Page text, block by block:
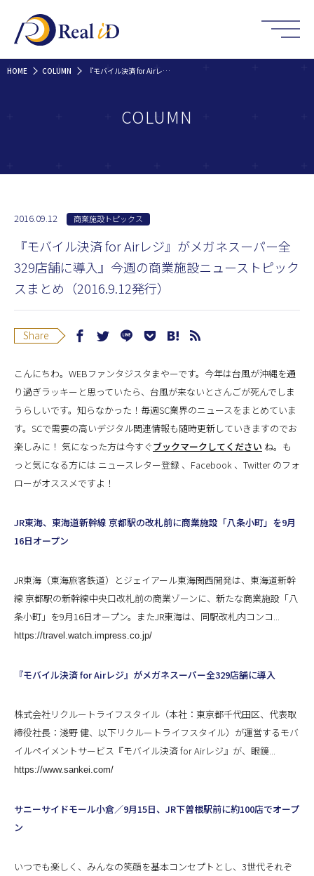
HOME COLUMN 『モバイル決済 for Airレジ』がメガネスーパー全329店舗に導入』今週の商業施設ニューストピックスまとめ（2016.9.12発行）
COLUMN
2016.09.12 商業施設トピックス
『モバイル決済 for Airレジ』がメガネスーパー全
329店舗に導入』今週の商業施設ニューストピック
スまとめ（2016.9.12発行）
Share
こんにちわ。WEBファンタジスタまやーです。今年は台風が沖縄を通
り過ぎラッキーと思っていたら、台風が来ないとさんごが死んでしま
うらしいです。知らなかった！毎週SC業界のニュースをまとめていま
す。SCで需要の高いデジタル関連情報も随時更新していきますのでお
楽しみに！ 気になった方は今すぐブックマークしてください ね。も
っと気になる方には ニュースレター登録 、 Facebook 、 Twitter のフォ
ローがオススメですよ！
JR東海、東海道新幹線 京都駅の改札前に商業施設「八条小町」を9月
16日オープン
JR東海（東海旅客鉄道）とジェイアール東海関西開発は、東海道新幹
線 京都駅の新幹線中央口改札前の商業ゾーンに、新たな商業施設「八
条小町」を9月16日オープン。またJR東海は、同駅改札内コンコ...
https://travel.watch.impress.co.jp/
『モバイル決済 for Airレジ』がメガネスーパー全329店舗に導入
株式会社リクルートライフスタイル（本社：東京都千代田区、代表取
締役社長：淺野 健、以下リクルートライフスタイル）が運営するモバ
イルペイメントサービス『モバイル決済 for Airレジ』が、眼鏡...
https://www.sankei.com/
サニーサイドモール小倉／9月15日、JR下曽根駅前に約100店でオープ
ン
いつでも楽しく、みんなの笑顔を基本コンセプトとし、3世代それぞ